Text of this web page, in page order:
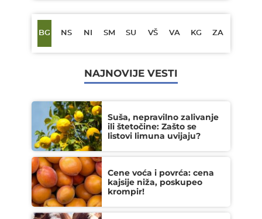
BG NS NI SM SU VŠ VA KG ZA
NAJNOVIJE VESTI
Suša, nepravilno zalivanje
ili štetočine: Zašto se
listovi limuna uvijaju?
Cene voća i povrća: cena
kajsije niža, poskupeo
krompir!